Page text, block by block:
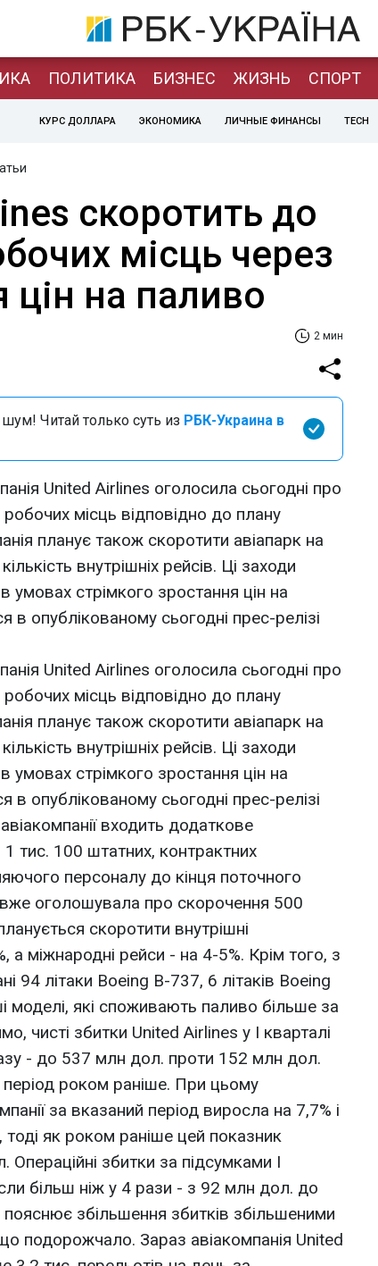
ПОЛИТИКА БИЗНЕС ЖИЗНЬ СПОРТ
КУРС ДОЛЛАРА ЭКОНОМИКА ЛИЧНЫЕ ФИНАНСЫ TECH
скоротить до
місць через
цін на паливо
2 мин
Читай только суть из РБК-Украина в
United Airlines оголосила сьогодні про
місць відповідно до плану
планує також скоротити авіапарк на
внутрішніх рейсів. Ці заходи
умовах стрімкого зростання цін на
в опублікованому сьогодні прес-релізі
United Airlines оголосила сьогодні про
місць відповідно до плану
планує також скоротити авіапарк на
внутрішніх рейсів. Ці заходи
умовах стрімкого зростання цін на
в опублікованому сьогодні прес-релізі
входить додаткове
тис. 100 штатних, контрактних
персоналу до кінця поточного
оголошувала про скорочення 500
скоротити внутрішні
а міжнародні рейси - на 4-5%. Крім того, з
94 літаки Boeing B-737, 6 літаків Boeing
моделі, які споживають паливо більше за
чисті збитки United Airlines у I кварталі
- до 537 млн дол. проти 152 млн дол.
період роком раніше. При цьому
за вказаний період виросла на 7,7% і
як роком раніше цей показник
збитки за підсумками I
більш ніж у 4 рази - з 92 млн дол. до
збільшення збитків збільшеними
подорожчало. Зараз авіакомпанія United